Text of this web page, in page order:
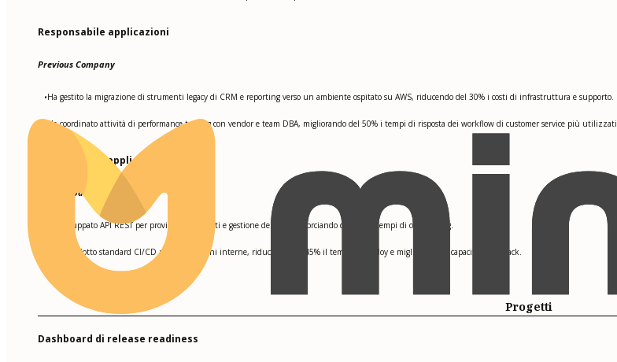
Responsabile applicazioni
Previous Company
•Ha gestito la migrazione di strumenti legacy di CRM e reporting verso un ambiente ospitato su AWS, riducendo del 30% i costi di infrastruttura e supporto.
Ha coordinato attività di performance tuning con vendor e team DBA, migliorando del 50% i tempi di risposta dei workflow di customer service più utilizzati.
Sviluppatrice applicativa
Old Company Inc
Ha sviluppato API REST per provisioning utenti e gestione dei ruoli, accorciando del 20% i tempi di onboarding.
Ha introdotto standard CI/CD per applicazioni interne, riducendo del 45% il tempo di deploy e migliorando la capacità di rollback.
Progetti
Dashboard di release readiness